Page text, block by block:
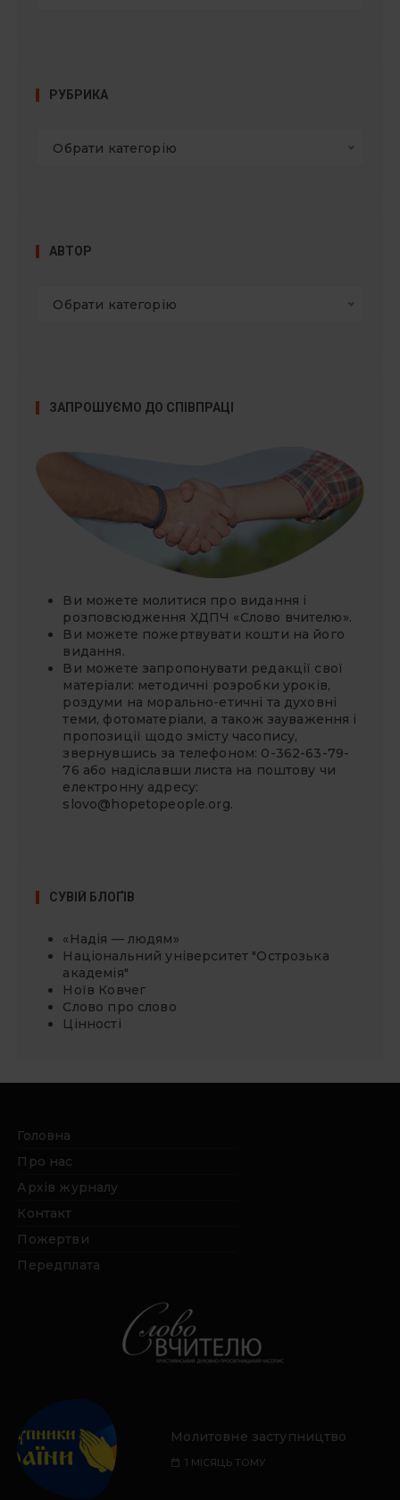
РУБРИКА
Обрати категорію
АВТОР
Обрати категорію
ЗАПРОШУЄМО ДО СПІВПРАЦІ
Ви можете молитися про видання і
розповсюдження ХДПЧ «Слово вчителю».
Ви можете пожертвувати кошти на його
видання.
Ви можете запропонувати редакції свої
матеріали: методичні розробки уроків,
роздуми на морально-етичні та духовні
теми, фотоматеріали, а також зауваження і
пропозиції щодо змісту часопису,
звернувшись за телефоном: 0-362-63-79-
76 або надіславши листа на поштову чи
електронну адресу:
slovo@hopetopeople.org.
СУВІЙ БЛОҐІВ
«Надія — людям»
Національний університет "Острозька
академія"
Ноїв Ковчег
Слово про слово
Цінності
Головна
Про нас
Архів журналу
Контакт
Пожертви
Передплата
Молитовне заступництво
1 МІСЯЦЬ ТОМУ